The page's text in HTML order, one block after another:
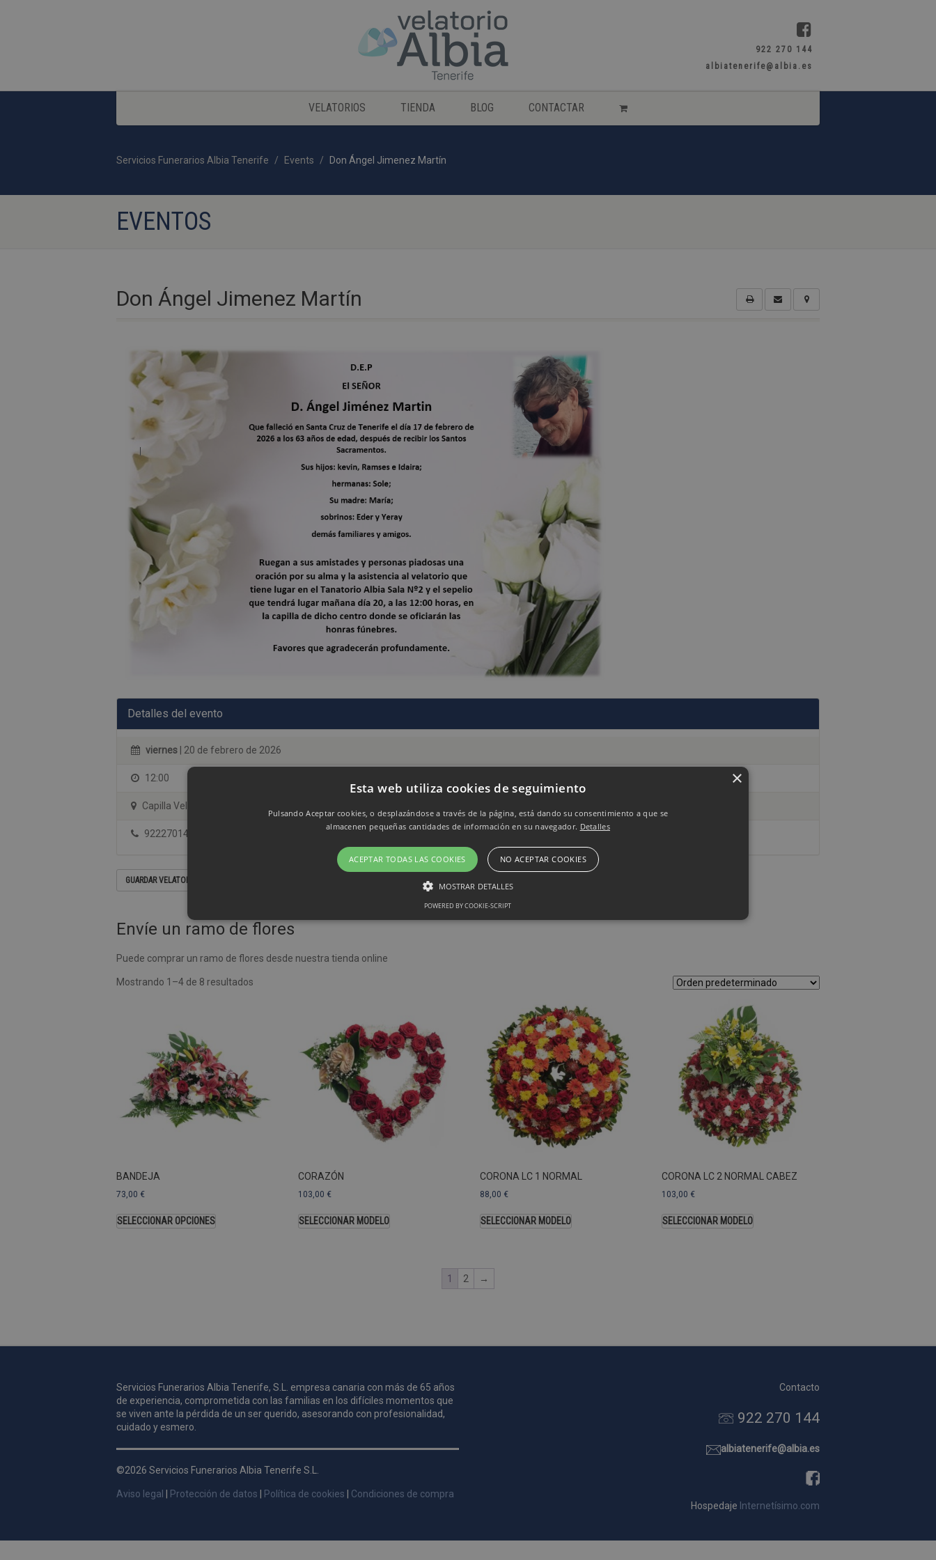
922 270 144
albiatenerife@albia.es
VELATORIOS TIENDA BLOG CONTACTAR
Servicios Funerarios Albia Tenerife Events Don Ángel Jimenez Martín
EVENTOS
Don Ángel Jimenez Martín
Detalles del evento
viernes | 20 de febrero de 2026
12:00
Capilla Velatorio Albia Tenerife
922270144
GUARDAR VELATORIO EN SU CALENDARIO
Envíe un ramo de flores
Puede comprar un ramo de flores desde nuestra tienda online
Mostrando 1–4 de 8 resultados
BANDEJA
73,00 €
SELECCIONAR OPCIONES
CORAZÓN
103,00 €
SELECCIONAR MODELO
CORONA LC 1 NORMAL
88,00 €
SELECCIONAR MODELO
CORONA LC 2 NORMAL CABEZ
103,00 €
SELECCIONAR MODELO
1 2 →
Servicios Funerarios Albia Tenerife, S.L. empresa canaria con más de 65 años
de experiencia, comprometida con las familias en los difíciles momentos que
se viven ante la pérdida de un ser querido, asesorando con profesionalidad,
cuidado y esmero.
©2026 Servicios Funerarios Albia Tenerife S.L.
Aviso legal | Protección de datos | Política de cookies | Condiciones de compra
Contacto
922 270 144
albiatenerife@albia.es
Hospedaje Internetísimo.com
Esta web utiliza cookies de seguimiento
Pulsando Aceptar cookies, o desplazándose a través de la página, está dando su consentimiento a que se
almacenen pequeñas cantidades de información en su navegador. Detalles
ACEPTAR TODAS LAS COOKIES NO ACEPTAR COOKIES
MOSTRAR DETALLES
Las cookies de rendimiento se utilizan para ver cómo los visitantes usan el sitio web, por ejemplo. cookies analíticas Esas cookies no se pueden
usar para identificar directamente a cierto visitante.
Este nombre de cookie está asociado con Google Universal Analytics, que es
una actualización significativa del servicio de análisis de Google más utilizado.
Esta cookie se utiliza para distinguir usuarios únicos asignando un número
generado aleatoriamente como identificador de cliente. Se incluye en cada
solicitud de página de un sitio y se utiliza para calcular los datos de visitantes,
sesiones y campañas para los informes de análisis de sitios. De forma
predeterminada, caduca después de 2 años, aunque los propietarios de sitios
web pueden personalizarlo.
Dominio Vencimiento
POWERED BY COOKIE-SCRIPT
×